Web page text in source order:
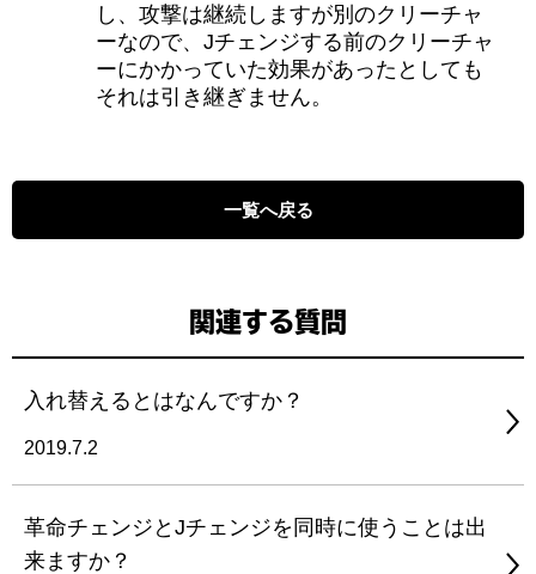
し、攻撃は継続しますが別のクリーチャ
ーなので、Jチェンジする前のクリーチャ
ーにかかっていた効果があったとしても
それは引き継ぎません。
一覧へ戻る
関連する質問
入れ替えるとはなんですか？
2019.7.2
革命チェンジとJチェンジを同時に使うことは出
来ますか？